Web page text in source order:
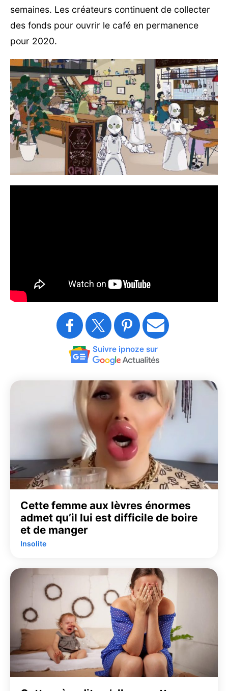
semaines. Les créateurs continuent de collecter
des fonds pour ouvrir le café en permanence
pour 2020.
Suivre ipnoze sur
Cette femme aux lèvres énormes
admet qu’il lui est difficile de boire
et de manger
Insolite